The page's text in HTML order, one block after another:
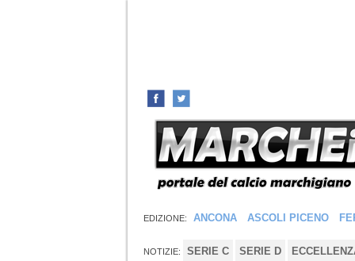
EDIZIONE: ANCONA ASCOLI PICENO
NOTIZIE: SERIE C SERIE D